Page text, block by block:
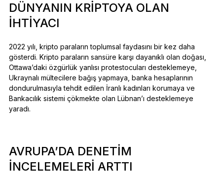
DÜNYANIN KRIPTOYA OLAN
IHTIYACI
2022 yılı, kripto paraların toplumsal faydasını bir kez daha
gösterdi. Kripto paraların sansüre karşı dayanıklı olan doğası,
Ottawa’daki özgürlük yanlısı protestocuları desteklemeye,
Ukraynalı mültecilere bağış yapmaya, banka hesaplarının
dondurulmasıyla tehdit edilen İranlı kadınları korumaya ve
Bankacılık sistemi çökmekte olan Lübnan’ı desteklemeye
yaradı.
AVRUPA’DA DENETIM
INCELEMELERI ARTTI